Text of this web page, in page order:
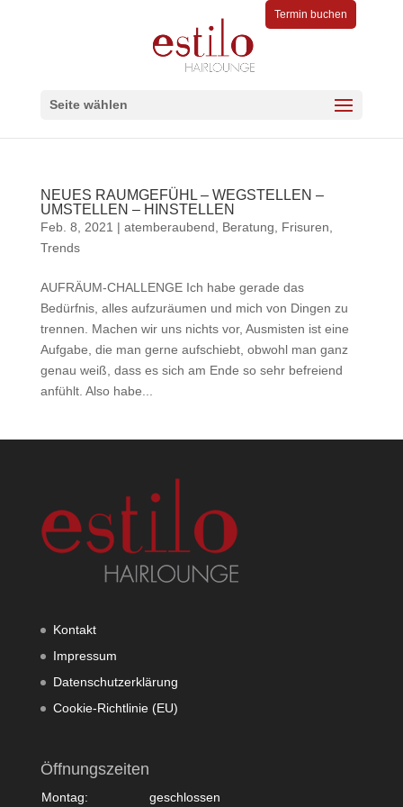
Termin buchen
Seite wählen
NEUES RAUMGEFÜHL – WEGSTELLEN –
UMSTELLEN – HINSTELLEN
Feb. 8, 2021 | atemberaubend Beratung Frisuren
Trends
AUFRÄUM-CHALLENGE Ich habe gerade das
Bedürfnis, alles aufzuräumen und mich von Dingen zu
trennen. Machen wir uns nichts vor, Ausmisten ist eine
Aufgabe, die man gerne aufschiebt, obwohl man ganz
genau weiß, dass es sich am Ende so sehr befreiend
anfühlt. Also habe...
Kontakt
Impressum
Datenschutzerklärung
Cookie-Richtlinie (EU)
Öffnungszeiten
Montag: geschlossen